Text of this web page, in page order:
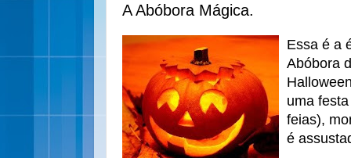
A Abóbora Mágica.
Essa é a
Abóbora
uma
feias),
é